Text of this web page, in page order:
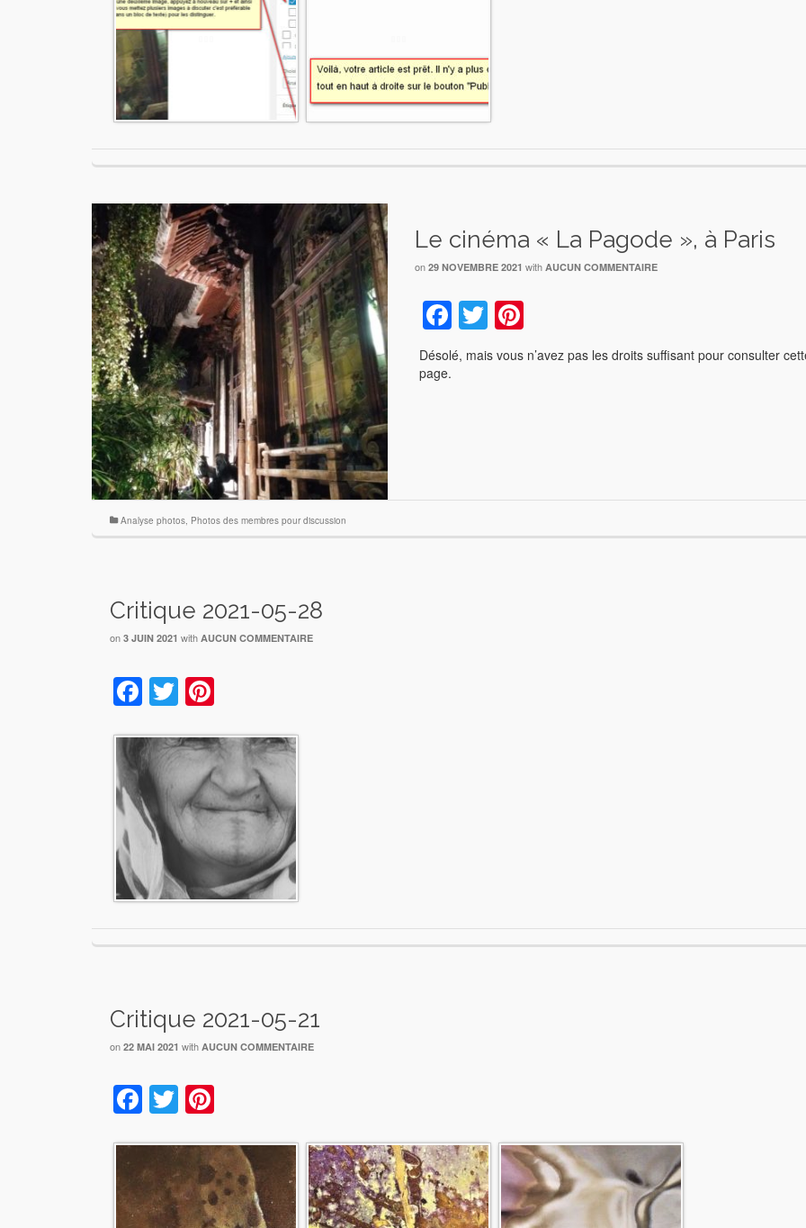
Le cinéma « La Pagode », à Paris
on29 NOVEMBRE 2021 withAUCUN COMMENTAIRE
Facebook
Twitter
Désolé, mais vous n’avez pas les droits suffisant pour consulter
page.
Analyse photos, Photos des membres pour discussion
Critique 2021-05-28
on 3 JUIN 2021 with AUCUN COMMENTAIRE
Facebook
Twitter
Critique 2021-05-21
on 22 MAI 2021 with AUCUN COMMENTAIRE
Facebook
Twitter